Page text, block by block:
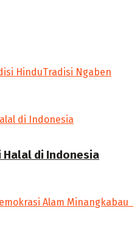
HinduTradisi Ngaben
Halal di Indonesia